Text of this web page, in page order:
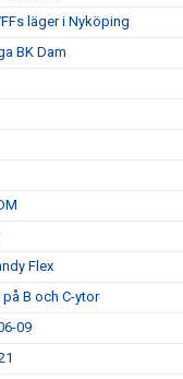
läger i Nyköping
BK Dam
Flex
B och C-ytor
09